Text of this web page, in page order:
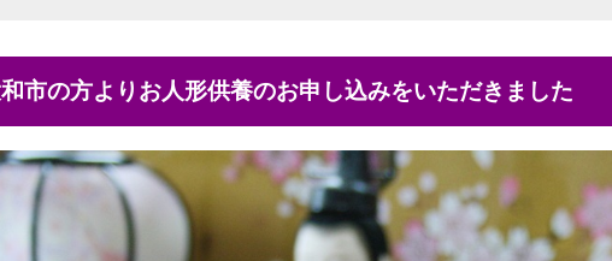
大和市の方よりお人形供養のお申し込みをいただきました